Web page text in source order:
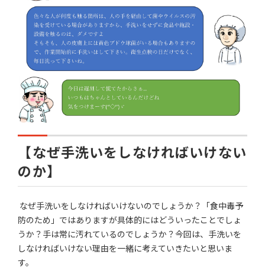
【なぜ手洗いをしなければいけない
のか】
なぜ手洗いをしなければいけないのでしょうか？「食中毒予
防のため」ではありますが具体的にはどういったことでしょ
うか？手は常に汚れているのでしょうか？今回は、手洗いを
しなければいけない理由を一緒に考えていきたいと思いま
す。